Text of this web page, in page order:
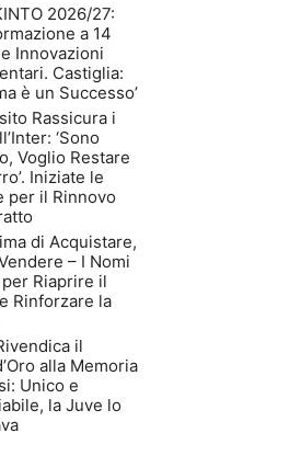
2026/27:
a 14
Innovazioni
Castiglia:
è un Successo’
Rassicura i
‘Sono
Voglio Restare
Iniziate le
per il Rinnovo
di Acquistare,
– I Nomi
Riaprire il
Rinforzare la
il
alla Memoria
Unico e
la Juve lo